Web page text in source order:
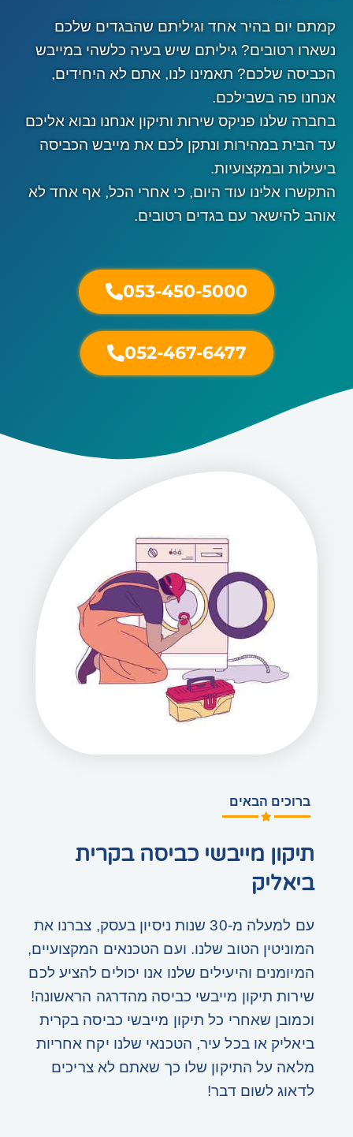
קמתם יום בהיר אחד וגיליתם שהבגדים שלכם
נשארו רטובים? גיליתם שיש בעיה כלשהי במייבש
הכביסה שלכם? תאמינו לנו, אתם לא היחידים,
אנחנו פה בשבילכם.
בחברה שלנו פניקס שירות ותיקון אנחנו נבוא אליכם
עד הבית במהירות ונתקן לכם את מייבש הכביסה
ביעילות ובמקצועיות.
התקשרו אלינו עוד היום, כי אחרי הכל, אף אחד לא
אוהב להישאר עם בגדים רטובים.
053-450-5000
052-467-6477
ברוכים הבאים​
תיקון מייבשי כביסה בקרית
ביאליק
עם למעלה מ-30 שנות ניסיון בעסק, צברנו את
המוניטין הטוב שלנו. ועם הטכנאים המקצועיים,
המיומנים והיעילים שלנו אנו יכולים להציע לכם
שירות תיקון מייבשי כביסה מהדרגה הראשונה!
וכמובן שאחרי כל תיקון מייבשי כביסה בקרית
ביאליק או בכל עיר, הטכנאי שלנו יקח אחריות
מלאה על התיקון שלו כך שאתם לא צריכים
לדאוג לשום דבר!